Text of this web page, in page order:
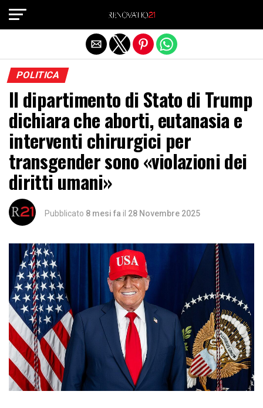
POLITICA
Il dipartimento di Stato di Trump
dichiara che aborti, eutanasia e
interventi chirurgici per
transgender sono «violazioni dei
diritti umani»
Pubblicato 8 mesi fa il 28 Novembre 2025
Exit mobile version